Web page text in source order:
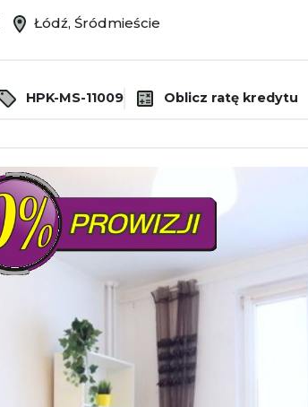
Łódź, Śródmieście
HPK-MS-11009 Oblicz ratę kredytu